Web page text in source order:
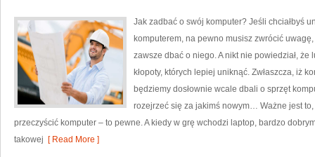
Jak zadbać o swój komputer? Jeśli chciałbyś
komputerem, na pewno musisz zwrócić
zawsze dbać o niego. A nikt nie powiedział,
kłopoty, których lepiej uniknąć. Zwłaszcza, iż
będziemy dosłownie wcale dbali o sprzęt
rozejrzeć się za jakimś nowym… Ważne jest
przeczyścić komputer – to pewne. A kiedy w grę wchodzi laptop, bardzo
takowej [ Read More ]